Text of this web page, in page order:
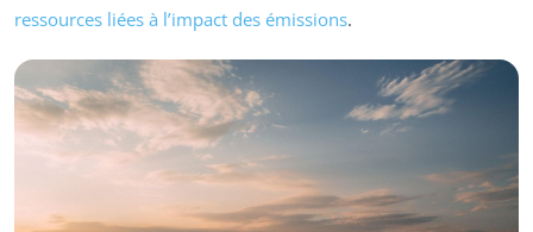
ressources liées à l’impact des émissions.